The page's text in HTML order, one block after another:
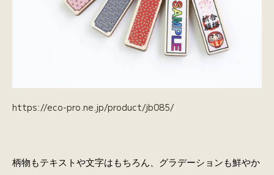
https://eco-pro.ne.jp/product/jb085/
柄物もテキストや文字はもちろん、グラデーションも鮮やか